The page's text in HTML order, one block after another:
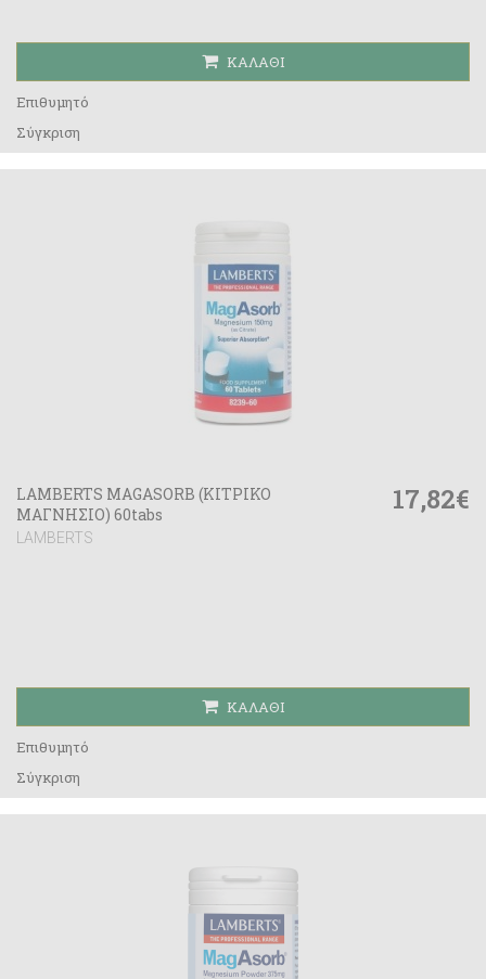
ΚΑΛΆΘΙ
Επιθυμητό
Σύγκριση
LAMBERTS MAGASORB (ΚΙΤΡΙΚΟ
ΜΑΓΝΗΣΙΟ) 60tabs
LAMBERTS
17,82€
ΚΑΛΆΘΙ
Επιθυμητό
Σύγκριση